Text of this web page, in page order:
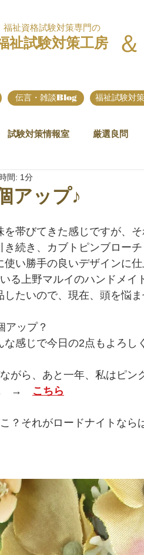
福祉資格試験対策専門の
祉試験対策工房 ＆
伝言・雑談Blog 福祉試験対
試験対策情報室 厳選良問
アップ♪
間: 1分
帯びてきた感じですが、そ
続き、カブトピンブロー
い勝手の良いデザインに仕
る上野マルイのハンドメイ
たいので、現在、頭を悩ま
アップ？
感じで今日の2点もよろし
がら、あと一年、私はピン
　→
こちら
？それがロードナイトなら